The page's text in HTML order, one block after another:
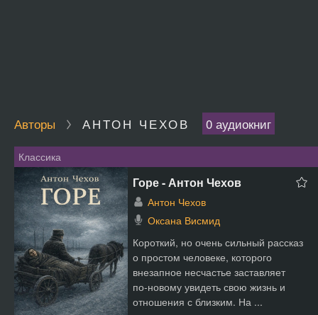
Авторы АНТОН ЧЕХОВ 0 аудиокниг
Классика
Горе - Антон Чехов
Антон Чехов
Оксана Висмид
Короткий, но очень сильный рассказ
о простом человеке, которого
внезапное несчастье заставляет
по‑новому увидеть свою жизнь и
отношения с близким. На ...